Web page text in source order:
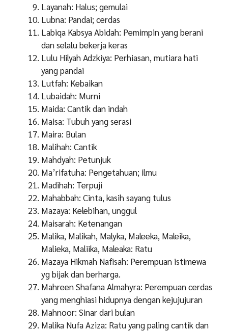
Layanah: Halus; gemulai
Lubna: Pandai; cerdas
Labiqa Kabsya Abidah: Pemimpin yang berani
dan selalu bekerja keras
Lulu Hilyah Adzkiya: Perhiasan, mutiara hati
yang pandai
Lutfah: Kebaikan
Lubaidah: Murni
Maida: Cantik dan indah
Maisa: Tubuh yang serasi
Maira: Bulan
Malihah: Cantik
Mahdyah: Petunjuk
Ma’rifatuha: Pengetahuan; ilmu
Madihah: Terpuji
Mahabbah: Cinta, kasih sayang tulus
Mazaya: Kelebihan, unggul
Maisarah: Ketenangan
Malika, Malikah, Malyka, Maleeka, Maleika,
Malieka, Maliika, Maleaka: Ratu
Mazaya Hikmah Nafisah: Perempuan istimewa
yg bijak dan berharga.
Mahreen Shafana Almahyra: Perempuan cerdas
yang menghiasi hidupnya dengan kejujujuran
Mahnoor: Sinar dari bulan
Malika Nufa Aziza: Ratu yang paling cantik dan